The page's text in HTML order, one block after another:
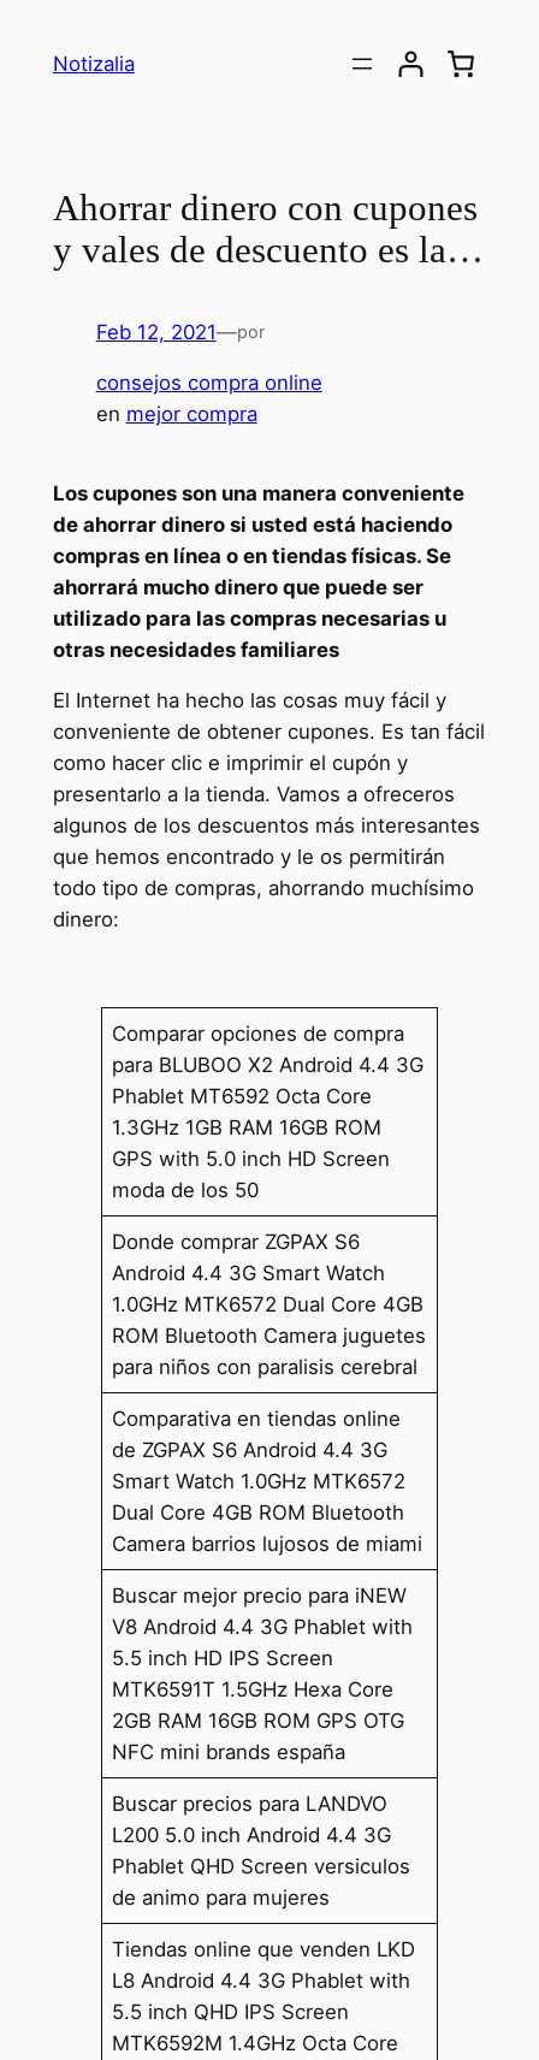
Notizalia
Ahorrar dinero con cupones
y vales de descuento es la…
Feb 12, 2021—por
consejos compra online
en mejor compra
Los cupones son una manera conveniente
de ahorrar dinero si usted está haciendo
compras en línea o en tiendas físicas. Se
ahorrará mucho dinero que puede ser
utilizado para las compras necesarias u
otras necesidades familiares
El Internet ha hecho las cosas muy fácil y
conveniente de obtener cupones. Es tan fácil
como hacer clic e imprimir el cupón y
presentarlo a la tienda. Vamos a ofreceros
algunos de los descuentos más interesantes
que hemos encontrado y le os permitirán
todo tipo de compras, ahorrando muchísimo
dinero:
Comparar opciones de compra
para BLUBOO X2 Android 4.4 3G
Phablet MT6592 Octa Core
1.3GHz 1GB RAM 16GB ROM
GPS with 5.0 inch HD Screen
moda de los 50
Donde comprar ZGPAX S6
Android 4.4 3G Smart Watch
1.0GHz MTK6572 Dual Core 4GB
ROM Bluetooth Camera juguetes
para niños con paralisis cerebral
Comparativa en tiendas online
de ZGPAX S6 Android 4.4 3G
Smart Watch 1.0GHz MTK6572
Dual Core 4GB ROM Bluetooth
Camera barrios lujosos de miami
Buscar mejor precio para iNEW
V8 Android 4.4 3G Phablet with
5.5 inch HD IPS Screen
MTK6591T 1.5GHz Hexa Core
2GB RAM 16GB ROM GPS OTG
NFC mini brands españa
Buscar precios para LANDVO
L200 5.0 inch Android 4.4 3G
Phablet QHD Screen versiculos
de animo para mujeres
Tiendas online que venden LKD
L8 Android 4.4 3G Phablet with
5.5 inch QHD IPS Screen
MTK6592M 1.4GHz Octa Core